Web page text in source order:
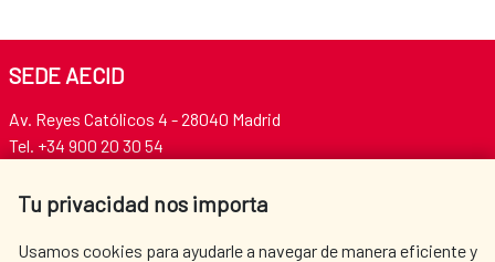
Tu privacidad nos importa
Usamos cookies para ayudarle a navegar de manera eficiente y
SEDE AECID
Av. Reyes Católicos 4 - 28040 Madrid
Tel. +34 900 20 30 54​​​​​​​
AECID
WHERE DO WE COOPERATE?